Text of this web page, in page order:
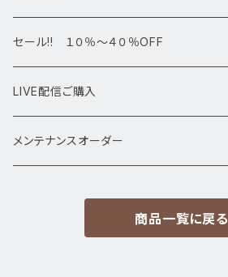
高級・高品質ブレスレット
サイズ
13㎜以上
スフィア 丸玉
置物
原石・クラスター
セール!! １０％～４０％OFF
LIVE配信ご購入
メンテナンスオーダー
商品一覧に戻る